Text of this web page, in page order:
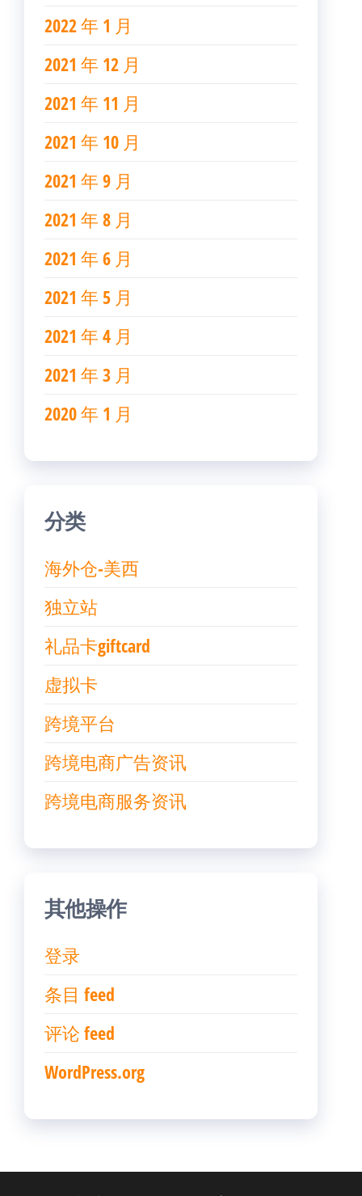
2022 年 1 月
2021 年 12 月
2021 年 11 月
2021 年 10 月
2021 年 9 月
2021 年 8 月
2021 年 6 月
2021 年 5 月
2021 年 4 月
2021 年 3 月
2020 年 1 月
分类
海外仓-美西
独立站
礼品卡giftcard
虚拟卡
跨境平台
跨境电商广告资讯
跨境电商服务资讯
其他操作
登录
条目 feed
评论 feed
WordPress.org